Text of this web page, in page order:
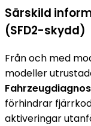
Särskild
(SFD2-skydd)
Från och med
modeller
förhindrar
aktiveringar